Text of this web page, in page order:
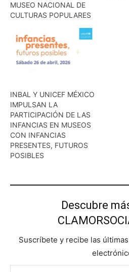
MUSEO NACIONAL DE
CULTURAS POPULARES
INBAL Y UNICEF MÉXICO
IMPULSAN LA
PARTICIPACIÓN DE LAS
INFANCIAS EN MUSEOS
CON INFANCIAS
PRESENTES, FUTUROS
POSIBLES
Descubre
Suscríbete y recibe las
Escribe tu correo electrónico…